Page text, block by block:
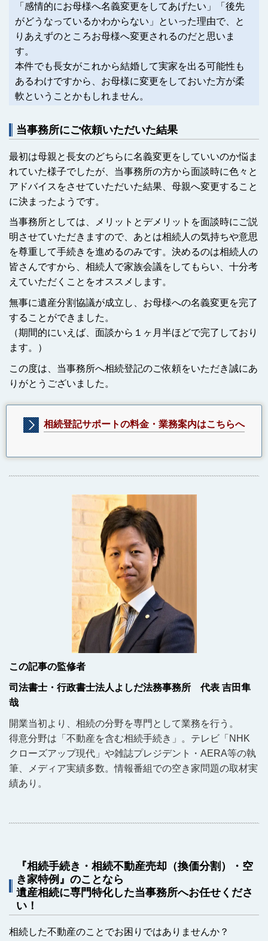
「感情的にお母様へ名義変更をしてあげたい」「後先
がどうなっているかわからない」といった理由で、と
りあえずのところお母様へ変更されるのだと思いま
す。
本件でも長女がこれから結婚して実家を出る可能性も
あるわけですから、お母様に変更をしておいた方が柔
軟ということかもしれません。
当事務所にご依頼いただいた結果
最初は母親と長女のどちらに名義変更をしていいのか悩ま
れていた様子でしたが、当事務所の方から面談時に色々と
アドバイスをさせていただいた結果、母親へ変更すること
に決まったようです。
当事務所としては、メリットとデメリットを面談時にご説
明させていただきますので、あとは相続人の気持ちや意思
を尊重して手続きを進めるのみです。決めるのは相続人の
皆さんですから、相続人で家族会議をしてもらい、十分考
えていただくことをオススメします。
無事に遺産分割協議が成立し、お母様への名義変更を完了
することができました。
（期間的にいえば、面談から１ヶ月半ほどで完了しており
ます。）
この度は、当事務所へ相続登記のご依頼をいただき誠にあ
りがとうございました。
相続登記サポートの料金・業務案内はこちらへ
この記事の監修者
司法書士・行政書士法人よしだ法務事務所 代表 吉田隼
哉
開業当初より、相続の分野を専門として業務を行う。
得意分野は「不動産を含む相続手続き」。テレビ「NHK
クローズアップ現代」や雑誌プレジデント・AERA等の執
筆、メディア実績多数。情報番組での空き家問題の取材実
績あり。
『相続手続き・相続不動産売却（換価分割）・空
き家特例』のことなら
遺産相続に専門特化した当事務所へお任せくださ
い！
相続した不動産のことでお困りではありませんか？